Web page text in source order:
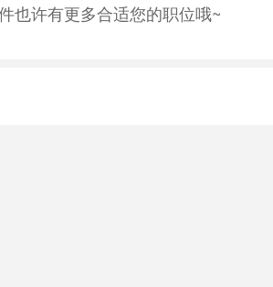
也许有更多合适您的职位哦~